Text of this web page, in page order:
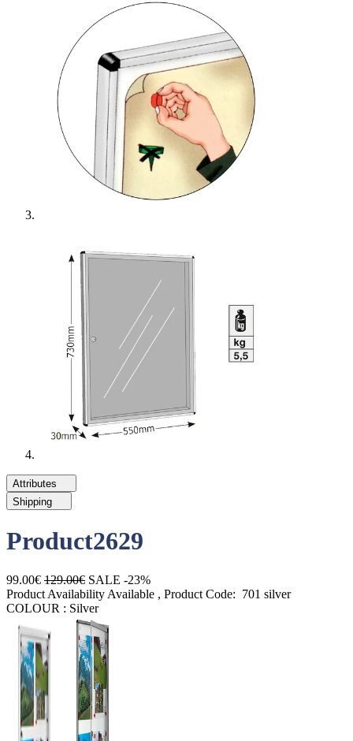
Attributes
Shipping
Product2629
99.00€ 129.00€ SALE -23%
Product Availability Available , Product Code: 701 silver
COLOUR : Silver